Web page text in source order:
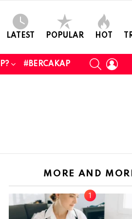
LATEST POPULAR HOT
#BERCAKAP
SEARCH
MORE AND